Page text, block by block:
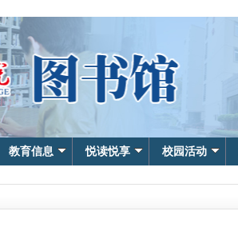
教育信息 悦读悦享 校园活动